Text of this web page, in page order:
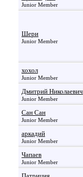
Junior Member
Шери
Junior Member
хохол
Junior Member
Дмитрий Николаевич
Junior Member
Сан Сан
Junior Member
аркадий
Junior Member
Чапаев
Junior Member